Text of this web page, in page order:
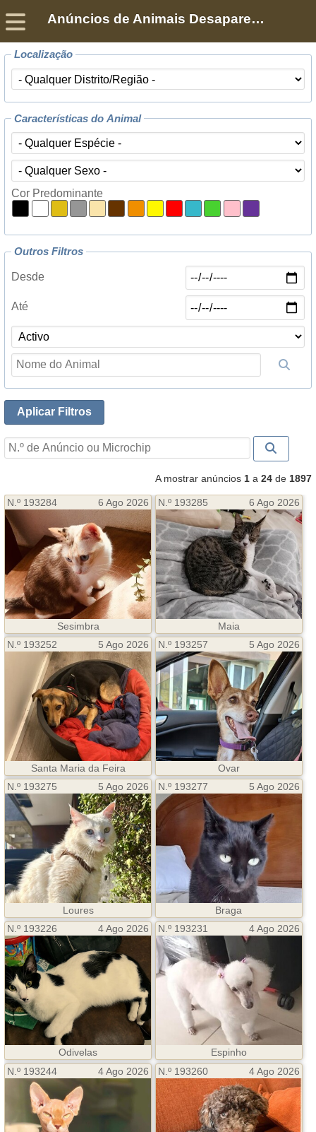
Anúncios de Animais Desaparecidos
Localização
Características do Animal
Cor Predominante
Outros Filtros
Desde
Até

Aplicar Filtros
A mostrar anúncios 1a 24de 1897
N.º 193284 6 Ago 2026
Sesimbra
N.º 193285 6 Ago 2026
Maia
N.º 193252
5 Ago 2026
Santa Maria da Feira
N.º 193257 5 Ago 2026
Ovar
N.º 193275
5 Ago 2026
Loures
N.º 193277 5 Ago 2026
Braga
N.º 193226
4 Ago 2026
Odivelas
N.º 193231 4 Ago 2026
Espinho
N.º 193244
4 Ago 2026 N.º 193260 4 Ago 2026
Sobre Declaração de Privacidade Termos de Serviço
©2005-2026 Encontra-me® – Todos os Direitos Reservados